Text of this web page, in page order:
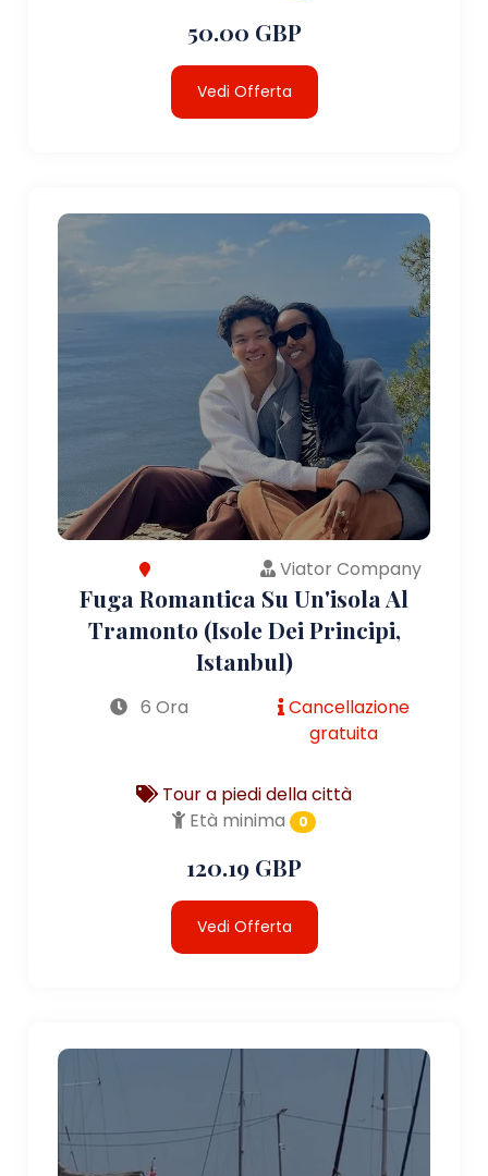
50.00 GBP
Vedi Offerta
Viator Company
Fuga Romantica Su Un'isola Al
Tramonto (Isole Dei Principi,
Istanbul)
6 Ora
Cancellazione
gratuita
Tour a piedi della città
Età minima
0
120.19 GBP
Vedi Offerta